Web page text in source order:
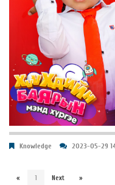
Knowledge 2023-05-29
« 1 Next »